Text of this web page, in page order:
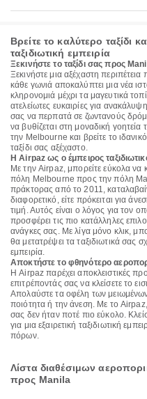
Βρείτε το καλύτερο ταξίδι
ταξιδιωτική εμπειρία
Ξεκινήστε το ταξίδι σας προς
Ξεκινήστε μια αξέχαστη
κάθε γωνιά αποκαλύπτει μια νέα
κληρονομιά μέχρι τα μαγευτικά
ατελείωτες ευκαιρίες για
σας να περπατά σε ζωντανούς
να βυθίζεται στη μοναδική
την Melbourne και βρείτε το
ταξίδι σας αξέχαστο.
Η Airpaz ως ο έμπειρος
Με την Airpaz, μπορείτε εύκολα να
πόλη Melbourne προς την πόλη
πράκτορας από το 2011,
διαφορετικό, είτε πρόκειται για
τιμή. Αυτός είναι ο λόγος για τον
προσφέρει τις πιο κατάλληλες
ανάγκες σας. Με λίγα μόνο κλικ,
θα μετατρέψει τα ταξιδιωτικά σας
εμπειρία.
Αποκτήστε το φθηνότερο
Η Airpaz παρέχει αποκλειστικές
επιτρέποντάς σας να κλείσετε το
Απολαύστε τα οφέλη των
ποιότητα ή την άνεση. Με το
σας δεν ήταν ποτέ πιο εύκολο.
για μια εξαιρετική ταξιδιωτική
πόρων.
Λίστα διαθέσιμων
προς Manila